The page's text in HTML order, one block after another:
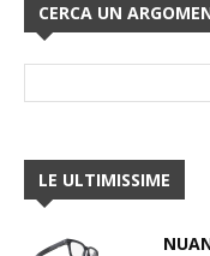
CERCA UN
LE ULTIMISSIME